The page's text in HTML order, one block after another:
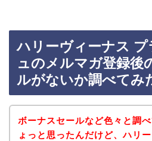
ハリーヴィーナス
ュのメルマガ登録後
ルがないか調べてみ
ボーナスセールなど色々と調
ょっと思ったんだけど、ハリ